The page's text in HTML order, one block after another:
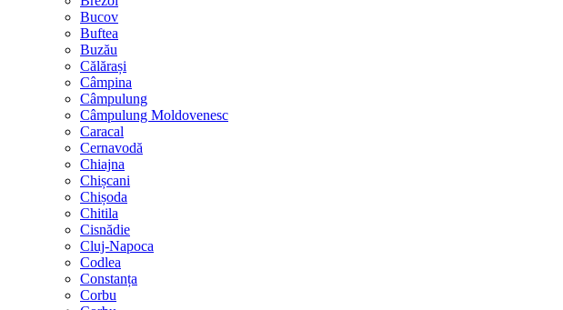
Bucov
Buftea
Buzău
Călărași
Câmpina
Câmpulung
Câmpulung Moldovenesc
Caracal
Cernavodă
Chiajna
Chișcani
Chișoda
Chitila
Cisnădie
Cluj-Napoca
Codlea
Constanța
Corbu